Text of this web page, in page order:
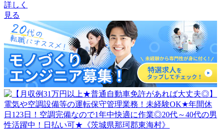
詳しく
見る